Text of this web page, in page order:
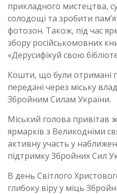
прикладного мистецтва,
солодощі та зробити
фотозон. Також, під час
збору російськомовних
«Дерусифікуй свою
Кошти, що були отримані
передані через міську
Збройним Силам України.
Міський голова привітав
ярмарків з Великодніми
активну участь у
підтримку Збройних Сил
В день Світлого
глибоку віру у міць